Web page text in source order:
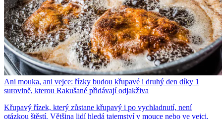
Ani mouka, ani vejce: řízky budou křupavé i druhý den díky 1
surovině, kterou Rakušané přidávají odjakživa
Křupavý řízek, který zůstane křupavý i po vychladnutí, není
otázkou štěstí. Většina lidí hledá tajemství v mouce nebo ve vejci,